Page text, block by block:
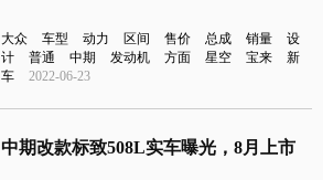
大众 车型 动力 区间 售价 总成 销量
设
计
普通 中期 发动机 方面 星空 宝来
新
车
2022-06-23
中期改款标致508L实车曝光，8月上市